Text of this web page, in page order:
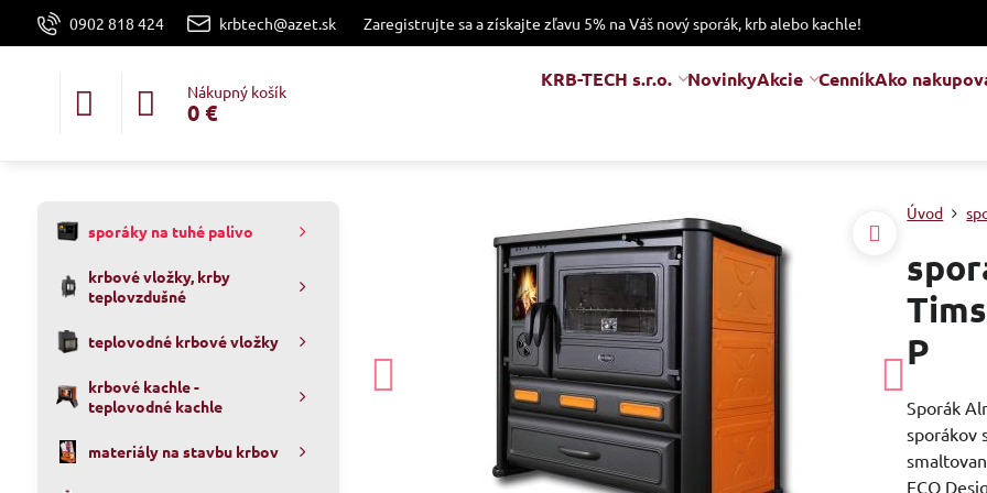
0902 818 424 krbtech@azet.sk Zaregistrujte sa a získajte zľavu 5% na Váš nový sporák, krb alebo kachle!
Nákupný košík
0 €
KRB-TECH s.r.o. NovinkyAkcie CenníkAko
Úvod
P
Sporák
sporákov
ECO
sporáky na tuhé palivo
krbové vložky, krby
teplovzdušné
teplovodné krbové vložky
krbové kachle -
teplovodné kachle
materiály na stavbu krbov